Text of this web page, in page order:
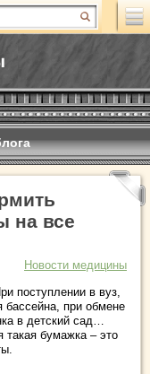
на все
Новости медицины
поступлении в вуз,
бассейна, при обмене
в детский сад…
такая бумажка – это